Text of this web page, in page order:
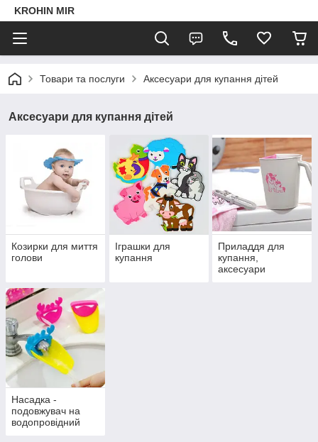
KROHIN MIR
Товари та послуги Аксесуари для купання дітей
Аксесуари для купання дітей
Козирки для миття
голови
Іграшки для
купання
Приладдя для
купання,
аксесуари
Насадка -
подовжувач на
водопровідний